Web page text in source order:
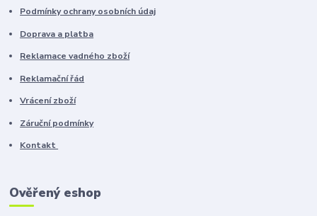
Podmínky ochrany osobních údaj
Doprava a platba
Reklamace vadného zboží
Reklamační řád
Vrácení zboží
Záruční podmínky
Kontakt
Ověřený eshop